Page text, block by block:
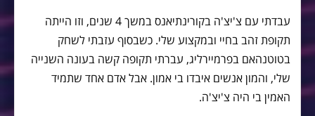
עבדתי עם צ'יצ'ה בקורינתיאנס במשך 4 שנים, וזו הייתה
תקופת זהב בחיי ובמקצוע שלי. כשבסוף עזבתי לשחק
בטוטנהאם בפרמיירליג, עברתי תקופה קשה בעונה השנייה
שלי, והמון אנשים איבדו בי אמון. אבל אדם אחד שתמיד
האמין בי היה צ'יצ'ה.